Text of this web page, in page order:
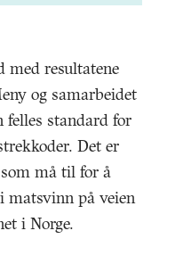
med resultatene
og samarbeidet
felles standard for
Det er
må til for å
matsvinn på veien
i Norge.